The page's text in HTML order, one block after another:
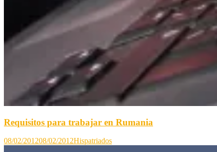
Requisitos para trabajar en Rumania
08/02/201208/02/2012Hispatriados